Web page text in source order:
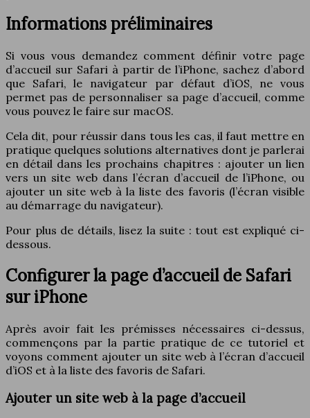
Informations préliminaires
Si vous vous demandez comment définir votre page
d’accueil sur Safari à partir de l’iPhone, sachez d’abord
que Safari, le navigateur par défaut d’iOS, ne vous
permet pas de personnaliser sa page d’accueil, comme
vous pouvez le faire sur macOS.
Cela dit, pour réussir dans tous les cas, il faut mettre en
pratique quelques solutions alternatives dont je parlerai
en détail dans les prochains chapitres : ajouter un lien
vers un site web dans l’écran d’accueil de l’iPhone, ou
ajouter un site web à la liste des favoris (l’écran visible
au démarrage du navigateur).
Pour plus de détails, lisez la suite : tout est expliqué ci-
dessous.
Configurer la page d’accueil de Safari
sur iPhone
Après avoir fait les prémisses nécessaires ci-dessus,
commençons par la partie pratique de ce tutoriel et
voyons comment ajouter un site web à l’écran d’accueil
d’iOS et à la liste des favoris de Safari.
Ajouter un site web à la page d’accueil